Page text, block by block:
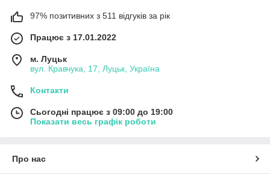
97% позитивних з 511 відгуків за рік
Працює з 17.01.2022
м. Луцьк
вул. Кравчука, 17, Луцьк, Україна
Контакти
Сьогодні працює з 09:00 до 19:00
Показати весь графік роботи
Про нас